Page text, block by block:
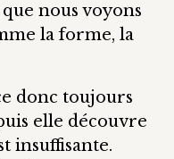
nous voyons
la forme, la
donc toujours
elle découvre
insuffisante.